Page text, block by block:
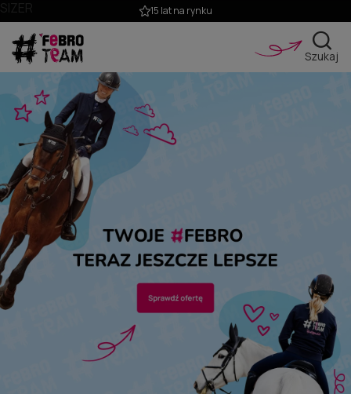
15 lat na rynku
Szukaj